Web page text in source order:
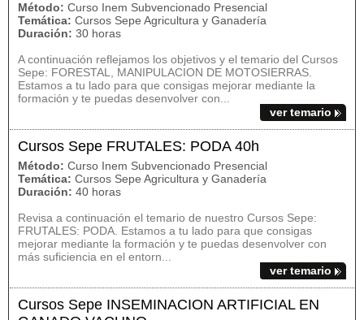
Método: Curso Inem Subvencionado Presencial
Temática: Cursos Sepe Agricultura y Ganadería
Duración: 30 horas
A continuación reflejamos los objetivos y el temario del Cursos
Sepe: FORESTAL, MANIPULACION DE MOTOSIERRAS.
Estamos a tu lado para que consigas mejorar mediante la
formación y te puedas desenvolver con...
ver temario
Cursos Sepe FRUTALES: PODA 40h
Método: Curso Inem Subvencionado Presencial
Temática: Cursos Sepe Agricultura y Ganadería
Duración: 40 horas
Revisa a continuación el temario de nuestro Cursos Sepe:
FRUTALES: PODA. Estamos a tu lado para que consigas
mejorar mediante la formación y te puedas desenvolver con
más suficiencia en el entorn...
ver temario
Cursos Sepe INSEMINACION ARTIFICIAL EN